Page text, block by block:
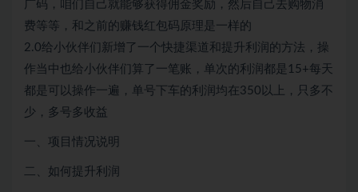
广码，咱们自己就能够获得佣金奖励，然后自己去购物消
费等等，和之前的赚钱红包码原理是一样的
2.0给小伙伴们新增了一个快捷渠道和提升利润的方法，操
作当中也给小伙伴们算了一笔账，单次的利润都是15+每天
都是可以操作一遍，单号下车的利润均在350以上，只多不
少，多号多收益
一、项目情况说明
二、如何提升利润